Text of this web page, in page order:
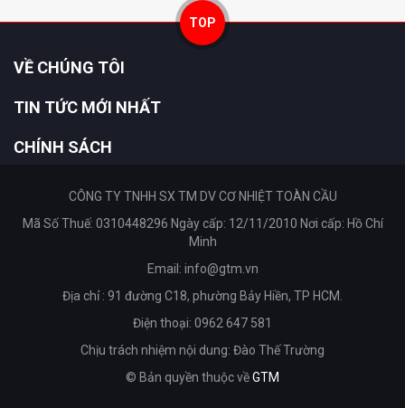
TOP
VỀ CHÚNG TÔI
TIN TỨC MỚI NHẤT
CHÍNH SÁCH
CÔNG TY TNHH SX TM DV CƠ NHIỆT TOÀN CẦU
Mã Số Thuế: 0310448296 Ngày cấp: 12/11/2010 Nơi cấp: Hồ Chí
Minh
Email: info@gtm.vn
Địa chỉ : 91 đường C18, phường Bảy Hiền, TP HCM.
Điện thoại: 0962 647 581
Chịu trách nhiệm nội dung: Đào Thế Trường
© Bản quyền thuộc vềGTM